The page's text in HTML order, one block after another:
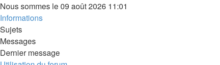
Nous sommes le 09 août 2026 11:01
Informations
Sujets
Messages
Dernier message